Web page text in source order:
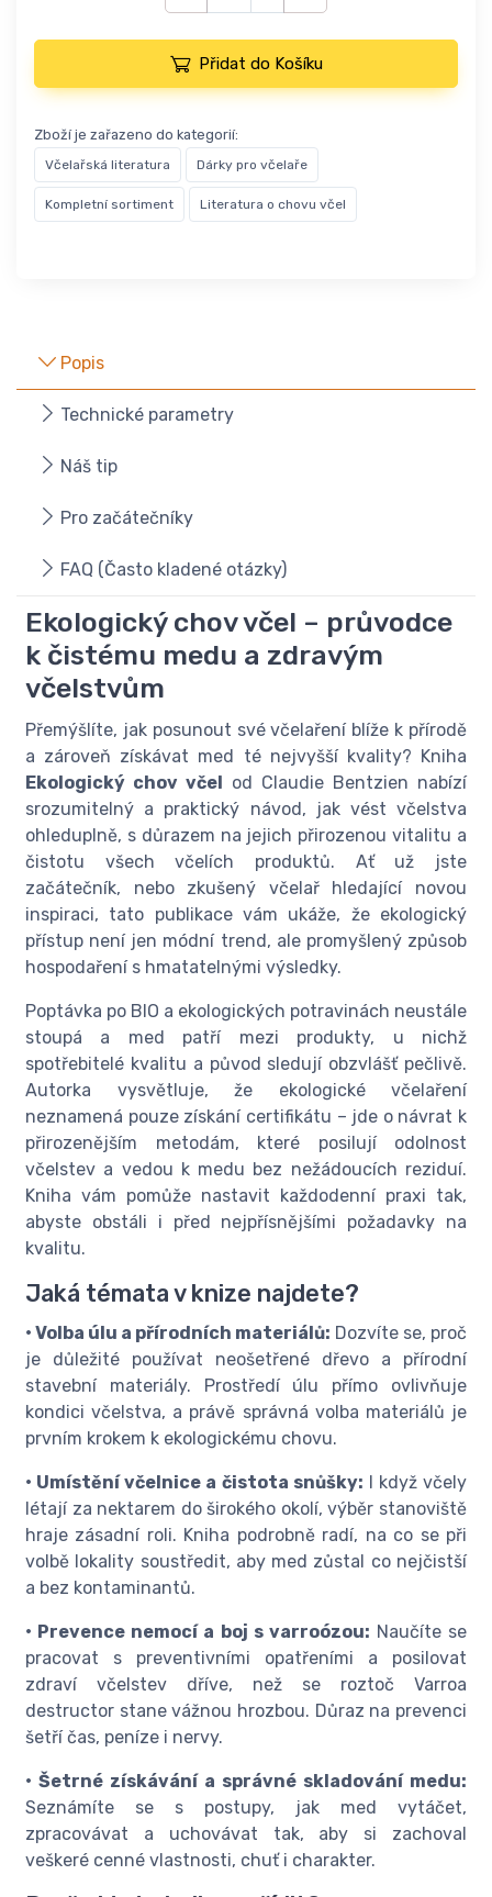
Přidat do Košíku
Zboží je zařazeno do kategorií:
Včelařská literatura Dárky pro včelaře
Kompletní sortiment Literatura o chovu včel
Popis
Technické parametry
Náš tip
Pro začátečníky
FAQ (Často kladené otázky)
Ekologický chov včel – průvodce
k čistému medu a zdravým
včelstvům
Přemýšlíte, jak posunout své včelaření blíže k přírodě
a zároveň získávat med té nejvyšší kvality? Kniha
Ekologický chov včel
od Claudie Bentzien nabízí
srozumitelný a praktický návod, jak vést včelstva
ohleduplně, s důrazem na jejich přirozenou vitalitu a
čistotu všech včelích produktů. Ať už jste
začátečník, nebo zkušený včelař hledající novou
inspiraci, tato publikace vám ukáže, že ekologický
přístup není jen módní trend, ale promyšlený způsob
hospodaření s hmatatelnými výsledky.
Poptávka po BIO a ekologických potravinách neustále
stoupá a med patří mezi produkty, u nichž
spotřebitelé kvalitu a původ sledují obzvlášť pečlivě.
Autorka vysvětluje, že ekologické včelaření
neznamená pouze získání certifikátu – jde o návrat k
přirozenějším metodám, které posilují odolnost
včelstev a vedou k medu bez nežádoucích reziduí.
Kniha vám pomůže nastavit každodenní praxi tak,
abyste obstáli i před nejpřísnějšími požadavky na
kvalitu.
Jaká témata v knize najdete?
• Volba úlu a přírodních materiálů: Dozvíte se, proč
je důležité používat neošetřené dřevo a přírodní
stavební materiály. Prostředí úlu přímo ovlivňuje
kondici včelstva, a právě správná volba materiálů je
prvním krokem k ekologickému chovu.
• Umístění včelnice a čistota snůšky: I když včely
létají za nektarem do širokého okolí, výběr stanoviště
hraje zásadní roli. Kniha podrobně radí, na co se při
volbě lokality soustředit, aby med zůstal co nejčistší
a bez kontaminantů.
• Prevence nemocí a boj s varroózou: Naučíte se
pracovat s preventivními opatřeními a posilovat
zdraví včelstev dříve, než se roztoč Varroa
destructor stane vážnou hrozbou. Důraz na prevenci
šetří čas, peníze i nervy.
• Šetrné získávání a správné skladování medu:
Seznámíte se s postupy, jak med vytáčet,
zpracovávat a uchovávat tak, aby si zachoval
veškeré cenné vlastnosti, chuť i charakter.